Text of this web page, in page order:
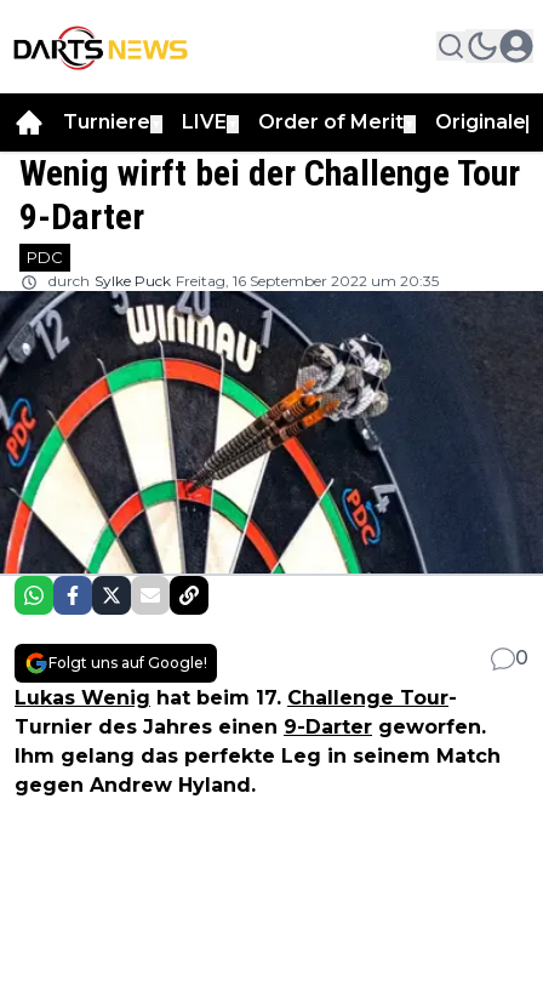
Turniere LIVE Order of Merit Originale
Wenig wirft bei der Challenge Tour
9-Darter
PDC
durch Sylke Puck Freitag, 16 September 2022 um 20:35
Folgt uns auf Google!
0
Lukas Wenig hat beim 17. Challenge Tour-
Turnier des Jahres einen 9-Darter geworfen.
Ihm gelang das perfekte Leg in seinem Match
gegen Andrew Hyland.